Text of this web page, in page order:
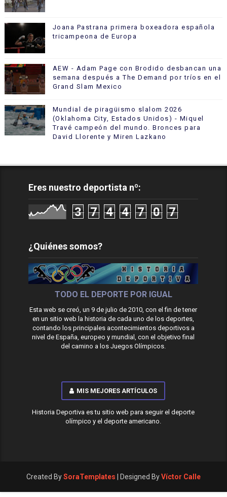
Joana Pastrana primera boxeadora española
tricampeona de Europa
AEW - Adam Page con Brodido desbancan una
semana después a The Demand por tríos en el
Grand Slam Mexico
Mundial de piragüismo slalom 2026
(Oklahoma City, Estados Unidos) - Miquel
Travé campeón del mundo. Bronces para
David Llorente y Miren Lazkano
Eres nuestro deportista nº:
3 7 4 4 7 0 7
¿Quiénes somos?
TODO EL DEPORTE POR IGUAL
Esta web se creó, un 9 de julio de 2010, con el fin de tener
en un sitio web la historia de cada uno de los deportes,
contando los principales acontecimientos deportivos a
nivel de España, europeo y mundial, con el objetivo final
del camino a los Juegos Olímpicos.
MIS MEJORES ARTÍCULOS
Historia Deportiva es tu sitio web para seguir el deporte
olímpico y el deporte americano.
Created BySoraTemplates | Designed ByVíctor Calle